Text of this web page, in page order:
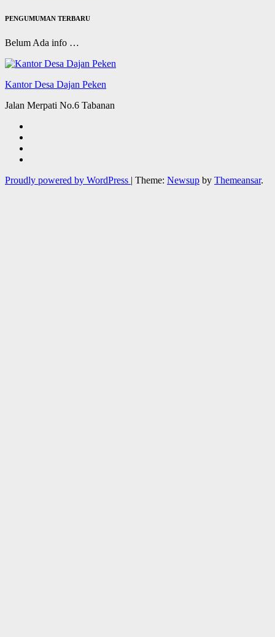
PENGUMUMAN TERBARU
Belum Ada info …
Kantor Desa Dajan Peken
Jalan Merpati No.6 Tabanan
Proudly powered by WordPress | Theme: Newsup by Themeansar.